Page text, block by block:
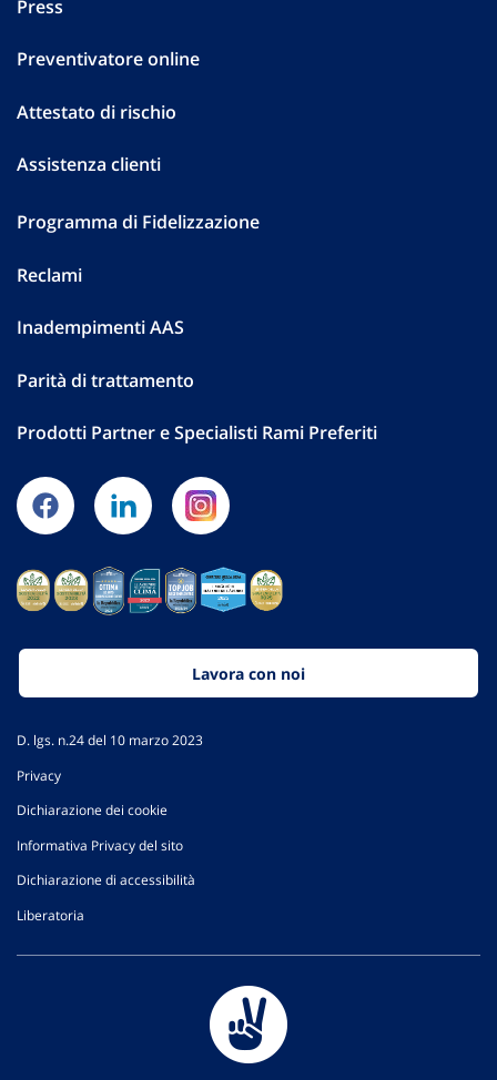
Press
Preventivatore online
Attestato di rischio
Assistenza clienti
Programma di Fidelizzazione
Reclami
Inadempimenti AAS
Parità di trattamento
Prodotti Partner e Specialisti Rami Preferiti
Lavora con noi
D. lgs. n.24 del 10 marzo 2023
Privacy
Dichiarazione dei cookie
Informativa Privacy del sito
Dichiarazione di accessibilità
Liberatoria